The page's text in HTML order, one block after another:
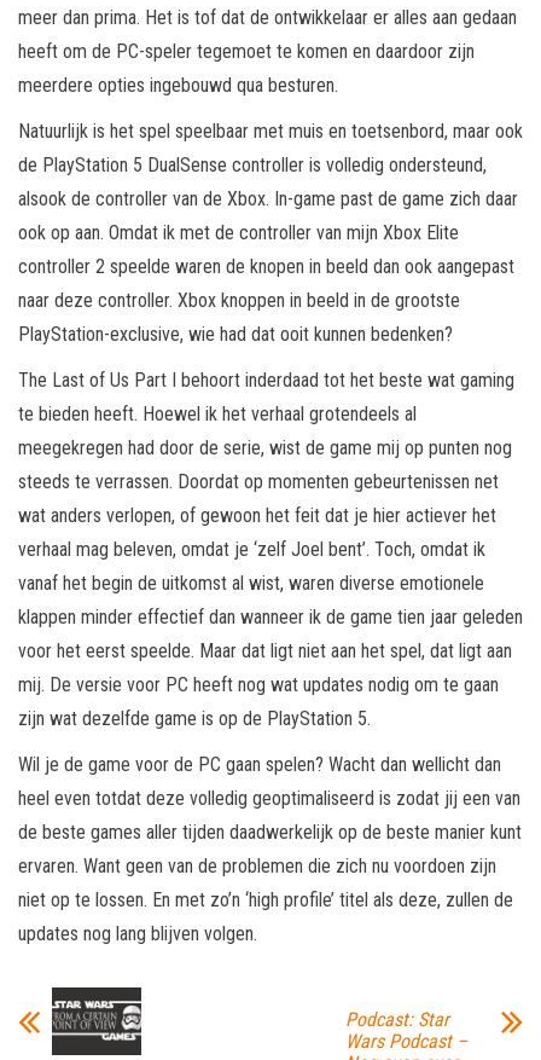
meer dan prima. Het is tof dat de ontwikkelaar er alles aan gedaan
heeft om de PC-speler tegemoet te komen en daardoor zijn
meerdere opties ingebouwd qua besturen.
Natuurlijk is het spel speelbaar met muis en toetsenbord, maar ook
de PlayStation 5 DualSense controller is volledig ondersteund,
alsook de controller van de Xbox. In-game past de game zich daar
ook op aan. Omdat ik met de controller van mijn Xbox Elite
controller 2 speelde waren de knopen in beeld dan ook aangepast
naar deze controller. Xbox knoppen in beeld in de grootste
PlayStation-exclusive, wie had dat ooit kunnen bedenken?
The Last of Us Part I behoort inderdaad tot het beste wat gaming
te bieden heeft. Hoewel ik het verhaal grotendeels al
meegekregen had door de serie, wist de game mij op punten nog
steeds te verrassen. Doordat op momenten gebeurtenissen net
wat anders verlopen, of gewoon het feit dat je hier actiever het
verhaal mag beleven, omdat je ‘zelf Joel bent’. Toch, omdat ik
vanaf het begin de uitkomst al wist, waren diverse emotionele
klappen minder effectief dan wanneer ik de game tien jaar geleden
voor het eerst speelde. Maar dat ligt niet aan het spel, dat ligt aan
mij. De versie voor PC heeft nog wat updates nodig om te gaan
zijn wat dezelfde game is op de PlayStation 5.
Wil je de game voor de PC gaan spelen? Wacht dan wellicht dan
heel even totdat deze volledig geoptimaliseerd is zodat jij een van
de beste games aller tijden daadwerkelijk op de beste manier kunt
ervaren. Want geen van de problemen die zich nu voordoen zijn
niet op te lossen. En met zo’n ‘high profile’ titel als deze, zullen de
updates nog lang blijven volgen.
Podcast: Star
Wars Podcast –